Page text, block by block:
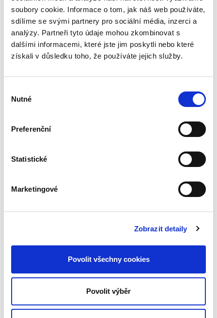
soubory cookie. Informace o tom, jak náš web používáte,
sdílíme se svými partnery pro sociální média, inzerci a
analýzy. Partneři tyto údaje mohou zkombinovat s
dalšími informacemi, které jste jim poskytli nebo které
získali v důsledku toho, že používáte jejich služby.
souhlasu
Nutné
Preferenční
Statistické
Marketingové
Zobrazit detaily
Povolit všechny cookies
Povolit výběr
povinnosti nahradit újmu způsobenou zvířetem
podle § 2933 až 2935 ObčZ. Nejde ale pouze o
ryzí teorii, v knize čtenář nalezne srozumitelná
řešení...
po deseti letech
Jan Jaroš
Předkládaná kniha není typickou publikací o
kapitoly věnující se historickému vývoji
dědic a jeho